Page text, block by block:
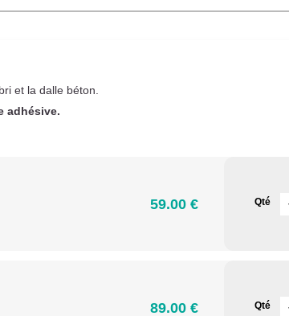
et la dalle béton.
adhésive.
59.00 € Qté
89.00 € Qté